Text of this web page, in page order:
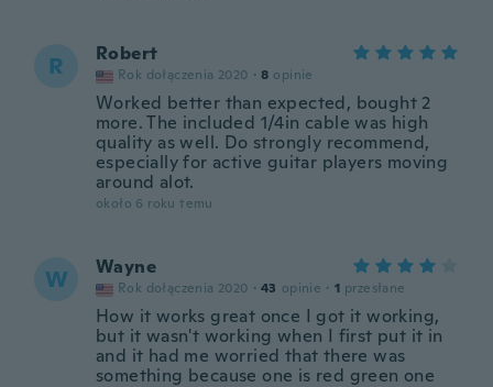
R Robert
Rok dołączenia 2020 · 8 opinie
Worked better than expected, bought 2
more. The included 1/4in cable was high
quality as well. Do strongly recommend,
especially for active guitar players moving
around alot.
około 6 roku temu
W Wayne
Rok dołączenia 2020 · 43 opinie · 1 przesłane
How it works great once I got it working,
but it wasn't working when I first put it in
and it had me worried that there was
something because one is red green one